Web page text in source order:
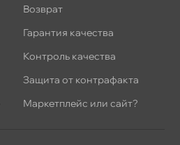
озврат
Гарантия качества
Контроль качества
Защита от контрафакта
Маркетплейс или сайт?